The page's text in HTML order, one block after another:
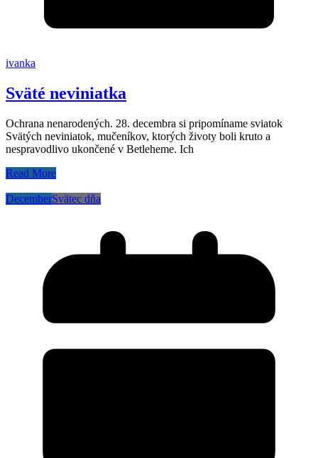
ivanka
Sväté neviniatka
Ochrana nenarodených. 28. decembra si pripomíname sviatok
Svätých neviniatok, mučeníkov, ktorých životy boli kruto a
nespravodlivo ukončené v Betleheme. Ich
Read More
DecemberSvätec dňa